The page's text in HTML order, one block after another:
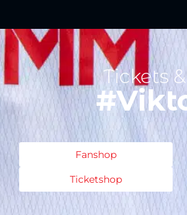
Tickets
Fanshop
Ticketshop